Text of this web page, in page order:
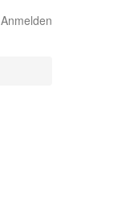
Anmelden